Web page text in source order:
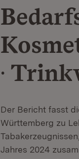
·
Der Bericht fasst
Württemberg zu
Jahres 2024